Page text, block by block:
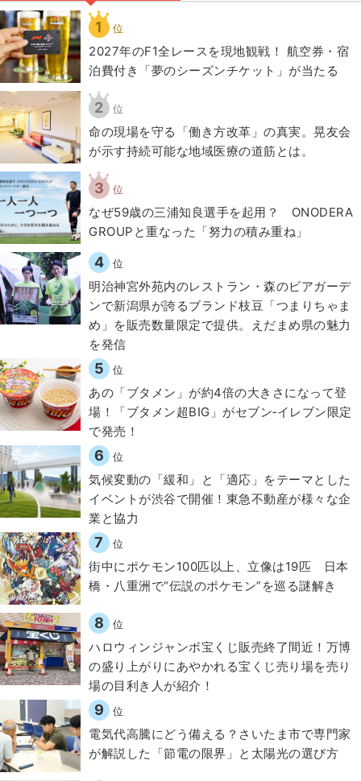
1 位
2027年のF1全レースを現地観戦！ 航空券・宿
泊費付き「夢のシーズンチケット」が当たる
2 位
​命の現場を守る「働き方改革」の真実。晃友会
が示す持続可能な地域医療の道筋とは。
3 位
なぜ59歳の三浦知良選手を起用？ ONODERA
GROUPと重なった「努力の積み重ね」
4 位
明治神宮外苑内のレストラン・森のビアガーデ
ンで新潟県が誇るブランド枝豆「つまりちゃま
め」を販売数量限定で提供。えだまめ県の魅力
を発信
5 位
あの「ブタメン」が約4倍の大きさになって登
場！「ブタメン超BIG」がセブン‐イレブン限定
で発売！
6 位
気候変動の「緩和」と「適応」をテーマとした
イベントが渋谷で開催！東急不動産が様々な企
業と協力
7 位
街中にポケモン100匹以上、立像は19匹 日本
橋・八重洲で“伝説のポケモン”を巡る謎解き
8 位
ハロウィンジャンボ宝くじ販売終了間近！万博
の盛り上がりにあやかれる宝くじ売り場を売り
場の目利き人が紹介！
9 位
電気代高騰にどう備える？さいたま市で専門家
が解説した「節電の限界」と太陽光の選び方